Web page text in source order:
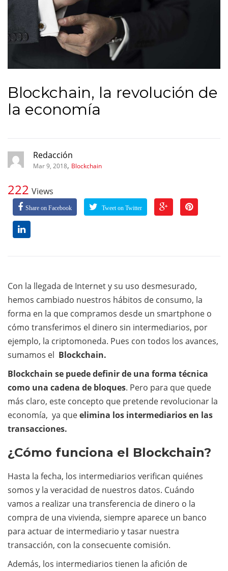
Blockchain, la revolución de
la economía
Redacción
Mar 9, 2018, Blockchain
222 Views
Share on Facebook Tweet on Twitter
Con la llegada de Internet y su uso desmesurado,
hemos cambiado nuestros hábitos de consumo, la
forma en la que compramos desde un smartphone o
cómo transferimos el dinero sin intermediarios, por
ejemplo, la criptomoneda. Pues con todos los avances,
sumamos el Blockchain.
Blockchain se puede definir de una forma técnica
como una cadena de bloques. Pero para que quede
más claro, este concepto que pretende revolucionar la
economía, ya queelimina los intermediarios en las
transacciones.
¿Cómo funciona el Blockchain?
Hasta la fecha, los intermediarios verifican quiénes
somos y la veracidad de nuestros datos. Cuándo
vamos a realizar una transferencia de dinero o la
compra de una vivienda, siempre aparece un banco
para actuar de intermediario y tasar nuestra
transacción, con la consecuente comisión.
Además, los intermediarios tienen la afición de